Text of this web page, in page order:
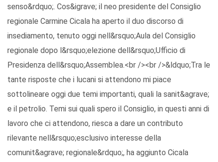
senso&rdquo;. Cos&igrave; il neo presidente del Consiglio
regionale Carmine Cicala ha aperto il duo discorso di
insediamento, tenuto oggi nell&rsquo;Aula del Consiglio
regionale dopo l&rsquo;elezione dell&rsquo;Ufficio di
Presidenza dell&rsquo;Assemblea.<br /><br />&ldquo;Tra le
tante risposte che i lucani si attendono mi piace
sottolineare oggi due temi importanti, quali la sanit&agrave;
e il petrolio. Temi sui quali spero il Consiglio, in questi anni di
lavoro che ci attendono, riesca a dare un contributo
rilevante nell&rsquo;esclusivo interesse della
comunit&agrave; regionale&rdquo;, ha aggiunto Cicala